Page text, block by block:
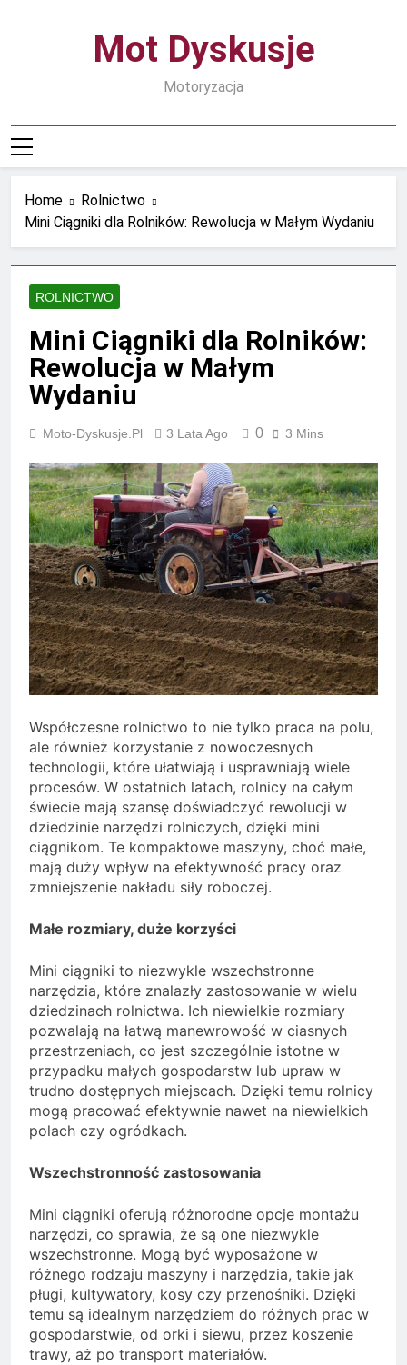
Mot Dyskusje
Motoryzacja
Home
Rolnictwo
Mini Ciągniki dla Rolników: Rewolucja w Małym Wydaniu
ROLNICTWO
Mini Ciągniki dla Rolników:
Rewolucja w Małym
Wydaniu
Moto-Dyskusje.pl 3 Lata Ago 0 3 Mins
Współczesne rolnictwo to nie tylko praca na polu,
ale również korzystanie z nowoczesnych
technologii, które ułatwiają i usprawniają wiele
procesów. W ostatnich latach, rolnicy na całym
świecie mają szansę doświadczyć rewolucji w
dziedzinie narzędzi rolniczych, dzięki mini
ciągnikom. Te kompaktowe maszyny, choć małe,
mają duży wpływ na efektywność pracy oraz
zmniejszenie nakładu siły roboczej.
Małe rozmiary, duże korzyści
Mini ciągniki to niezwykle wszechstronne
narzędzia, które znalazły zastosowanie w wielu
dziedzinach rolnictwa. Ich niewielkie rozmiary
pozwalają na łatwą manewrowość w ciasnych
przestrzeniach, co jest szczególnie istotne w
przypadku małych gospodarstw lub upraw w
trudno dostępnych miejscach. Dzięki temu rolnicy
mogą pracować efektywnie nawet na niewielkich
polach czy ogródkach.
Wszechstronność zastosowania
Mini ciągniki oferują różnorodne opcje montażu
narzędzi, co sprawia, że są one niezwykle
wszechstronne. Mogą być wyposażone w
różnego rodzaju maszyny i narzędzia, takie jak
pługi, kultywatory, kosy czy przenośniki. Dzięki
temu są idealnym narzędziem do różnych prac w
gospodarstwie, od orki i siewu, przez koszenie
trawy, aż po transport materiałów.